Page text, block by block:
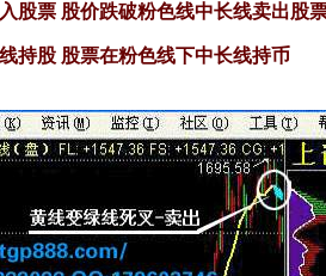
股票 股价跌破粉色线中长线卖出股
持股 股票在粉色线下中长线持币